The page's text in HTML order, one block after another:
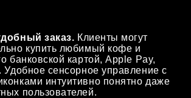
заказ. Клиенты могут
купить любимый кофе и
банковской картой, Apple Pay,
Удобное сенсорное управление с
интуитивно понятно даже
пользователей.